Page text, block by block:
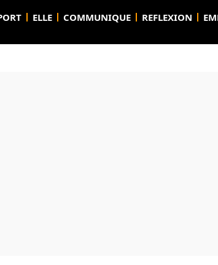
ELLE COMMUNIQUE REFLEXION